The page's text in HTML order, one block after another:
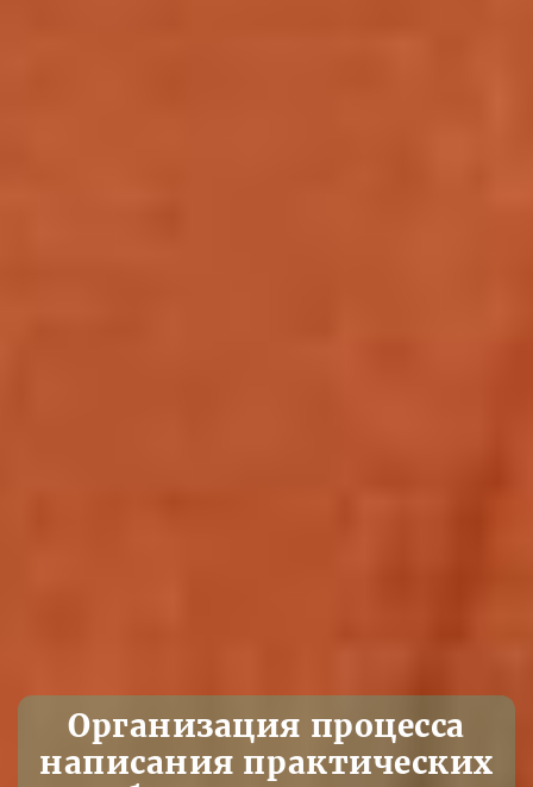
Организация процесса
написания практических